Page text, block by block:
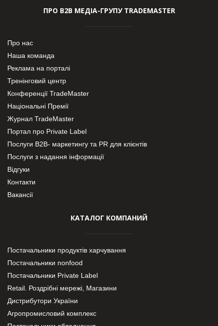
ПРО В2В МЕДІА-ГРУПУ TRADEMASTER
Про нас
Наша команда
Реклама на порталі
Тренінговий центр
Конференції TradeMaster
Національні Премії
Журнал TradeMaster
Портал про Private Label
Послуги В2В- маркетингу та PR для клієнтів
Послуги з надання інформації
Відгуки
Контакти
Вакансії
КАТАЛОГ КОМПАНИЙ
Постачальники продуктів харчування
Постачальники nonfood
Постачальники Private Label
Retail. Роздрібні мережі, Магазини
Дистрибутори України
Агропромисловий комплекс